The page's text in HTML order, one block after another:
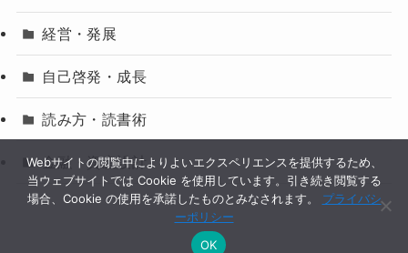
経営・発展
自己啓発・成長
読み方・読書術
金融・資産設計
Webサイトの閲覧中によりよいエクスペリエンスを提供するため、
当ウェブサイトでは Cookie を使用しています。引き続き閲覧する
場合、Cookie の使用を承諾したものとみなされます。 プライバシ
ーポリシー
OK